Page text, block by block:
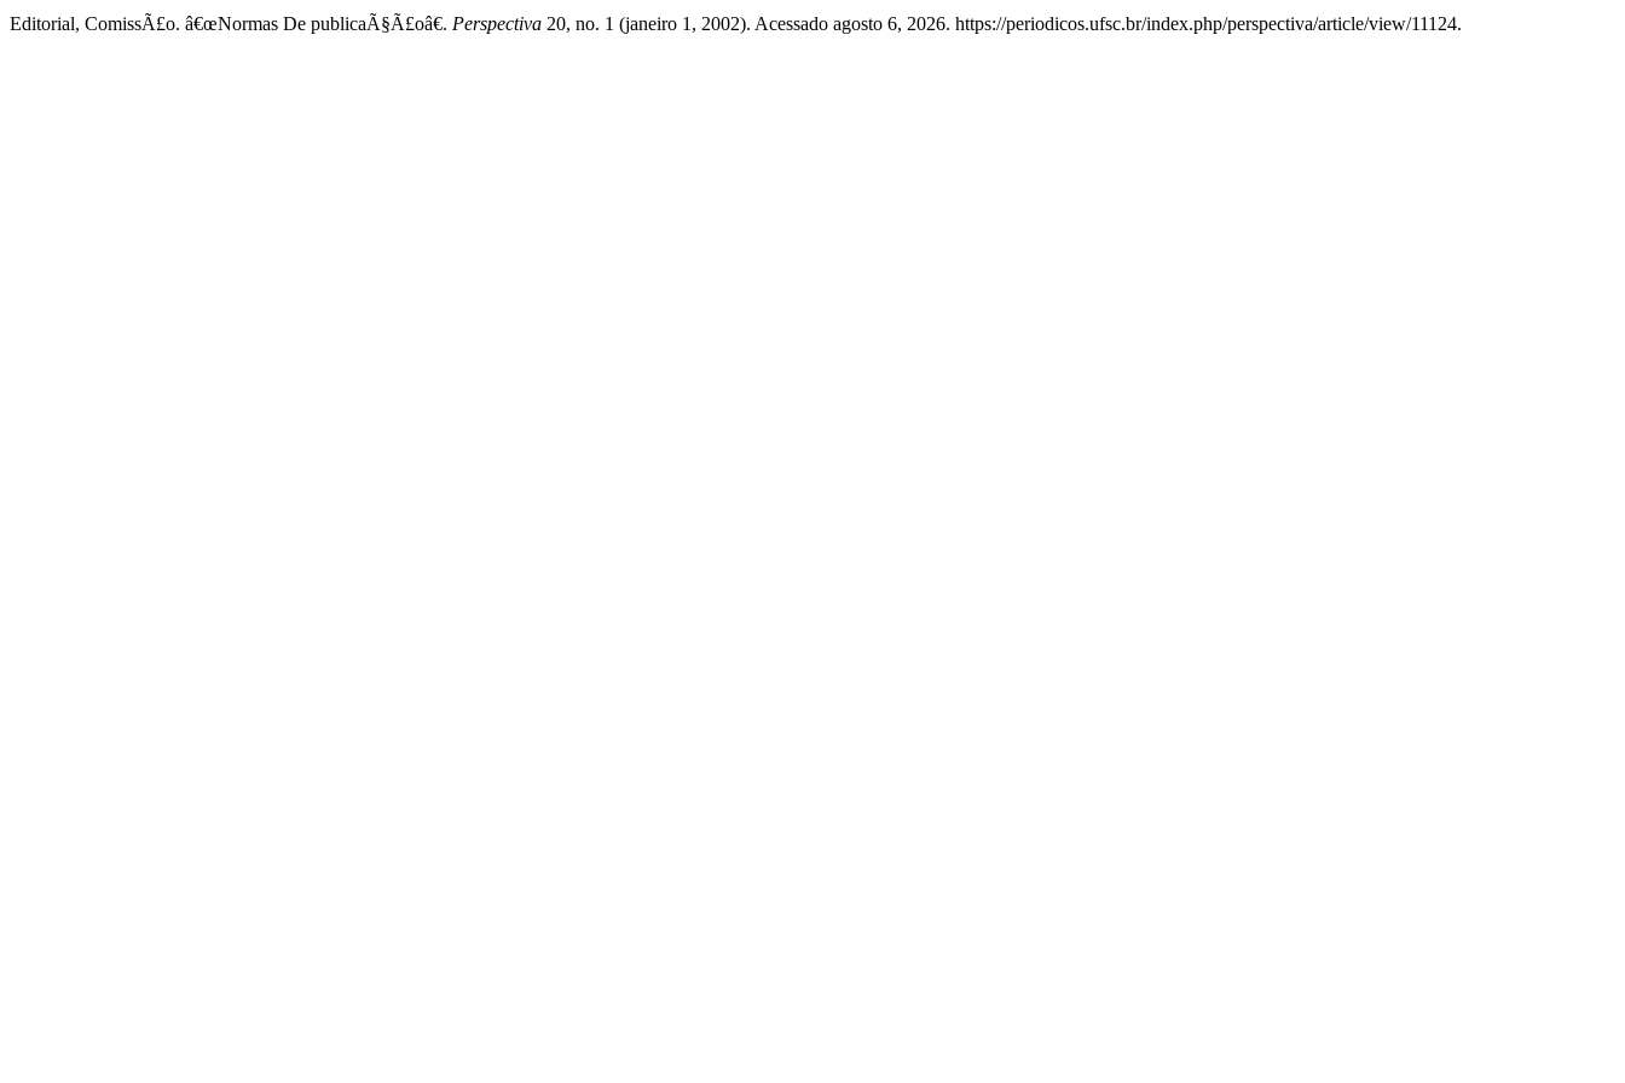
Editorial, ComissÃ£o. â€œNormas De publicaÃ§Ã£oâ€. Perspectiva 20, no. 1 (janeiro 1, 2002). Acessado agosto 6, 2026. https://periodicos.ufsc.br/index.php/perspectiva/article/view/11124.